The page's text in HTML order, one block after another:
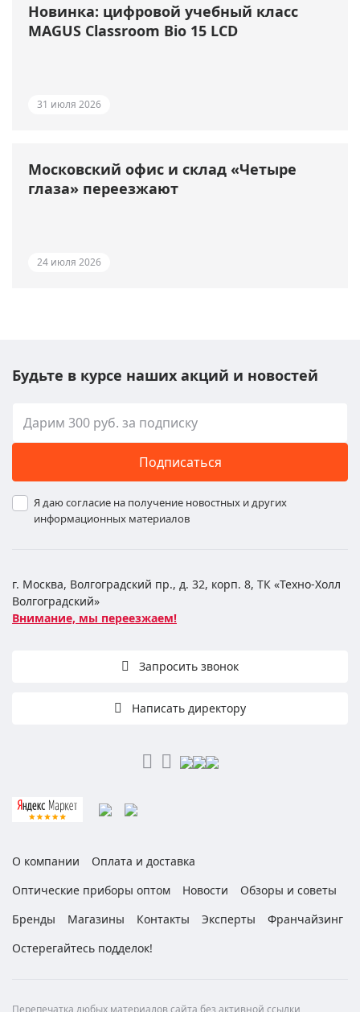
Новинка: цифровой учебный класс
MAGUS Classroom Bio 15 LCD
31 июля 2026
Московский офис и склад «Четыре
глаза» переезжают
24 июля 2026
Будьте в курсе наших акций и новостей
Подписаться
Я даю согласие на получение новостных и других
информационных материалов
г. Москва, Волгоградский пр., д. 32, корп. 8, ТК «Техно-Холл
Волгоградский»
Внимание, мы переезжаем!
Запросить звонок
Написать директору
О компании
Оплата и доставка
Оптические приборы оптом
Новости
Обзоры и советы
Бренды
Магазины Контакты Эксперты
Франчайзинг
Остерегайтесь подделок!
Перепечатка любых материалов сайта без активной ссылки